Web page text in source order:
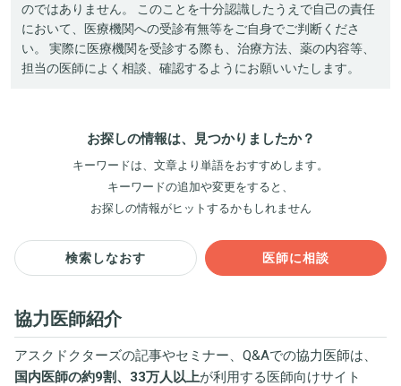
のではありません。 このことを十分認識したうえで自己の責任
において、医療機関への受診有無等をご自身でご判断くださ
い。 実際に医療機関を受診する際も、治療方法、薬の内容等、
担当の医師によく相談、確認するようにお願いいたします。
お探しの情報は、見つかりましたか？
キーワードは、文章より単語をおすすめします。
キーワードの追加や変更をすると、
お探しの情報がヒットするかもしれません
検索しなおす 医師に相談
協力医師紹介
アスクドクターズの記事やセミナー、Q&Aでの協力医師は、
国内医師の約9割、33万人以上が利用する医師向けサイト